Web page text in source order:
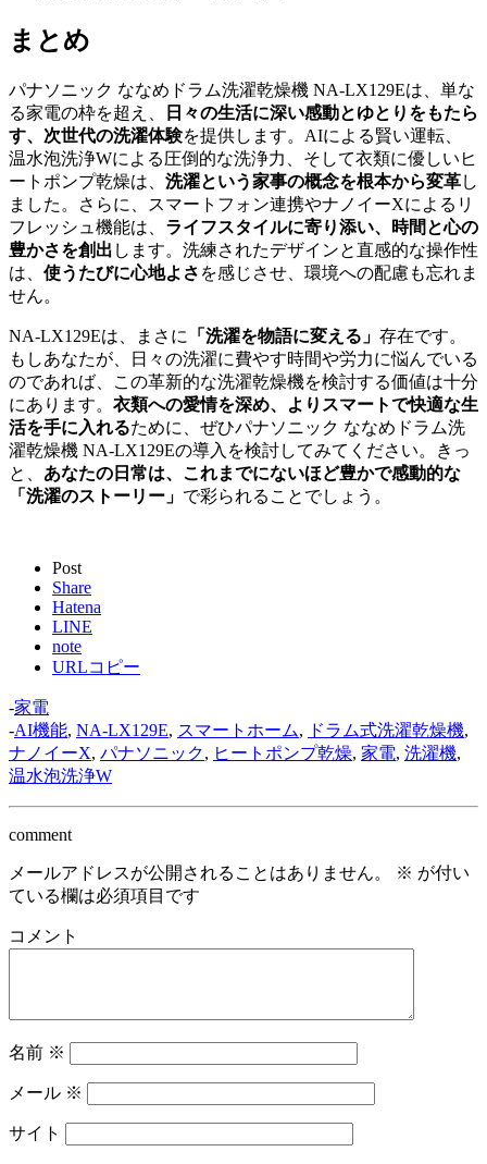
まとめ
パナソニック ななめドラム洗濯乾燥機 NA-LX129Eは、単な
る家電の枠を超え、
日々の生活に深い感動とゆとりをもたら
す、次世代の洗濯体験を提供します。AIによる賢い運転、
温水泡洗浄Wによる圧倒的な洗浄力、そして衣類に優しいヒ
ートポンプ乾燥は、 洗濯という家事の概念を根本から変革し
ました。さらに、スマートフォン連携やナノイーXによるリ
フレッシュ機能は、 ライフスタイルに寄り添い、時間と心の
豊かさを創出 します。洗練されたデザインと直感的な操作性
は、 使うたびに心地よさ を感じさせ、環境への配慮も忘れま
せん。
NA-LX129Eは、まさに 「洗濯を物語に変える」 存在です。
もしあなたが、日々の洗濯に費やす時間や労力に悩んでいる
のであれば、この革新的な洗濯乾燥機を検討する価値は十分
にあります。 衣類への愛情を深め、よりスマートで快適な生
活を手に入れるために、ぜひパナソニック ななめドラム洗
濯乾燥機 NA-LX129Eの導入を検討してみてください。きっ
と、 あなたの日常は、これまでにないほど豊かで感動的な
「洗濯のストーリー」 で彩られることでしょう。
Post
Share
Hatena
LINE
note
URLコピー
-家電
-AI機能, NA-LX129E, スマートホーム, ドラム式洗濯乾燥機,
ナノイーX, パナソニック, ヒートポンプ乾燥, 家電, 洗濯機,
温水泡洗浄W
comment
メールアドレスが公開されることはありません。 ※ が付い
ている欄は必須項目です
コメント
名前 ※
メール ※
サイト